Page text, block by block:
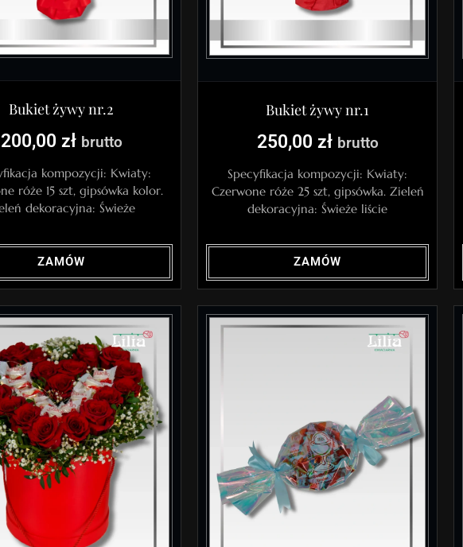
Bukiet żywy nr.2
200,00 zł brutto
kompozycji: Kwiaty:
róże 15 szt, gipsówka kolor.
dekoracyjna: Świeże
ZAMÓW
Bukiet żywy nr.1
250,00 zł brutto
Specyfikacja kompozycji: Kwiaty:
Czerwone róże 25 szt, gipsówka. Zieleń
dekoracyjna: Świeże liście
ZAMÓW